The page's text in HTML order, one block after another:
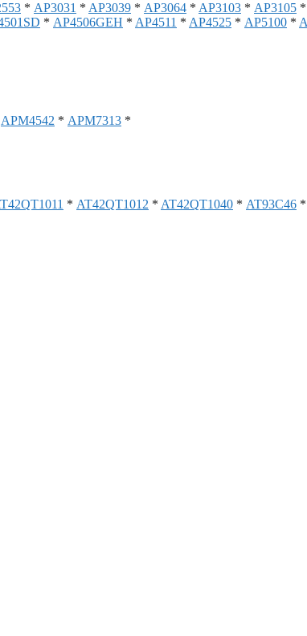
* AP3031 * AP3039 * AP3064 * AP3103 * AP3105 *
* AP4506GEH * AP4511 * AP4525 * AP5100 *
APM4542 * APM7313 *
* AT42QT1012 * AT42QT1040 * AT93C46 *